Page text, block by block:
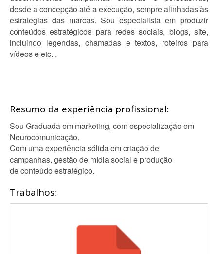
desde a concepção até a execução, sempre alinhadas às
estratégias das marcas. Sou especialista em produzir
conteúdos estratégicos para redes sociais, blogs, site,
incluindo legendas, chamadas e textos, roteiros para
vídeos e etc...
Resumo da experiência profissional:
Sou Graduada em marketing, com especialização em
Neurocomunicação.
Com uma experiência sólida em criação de
campanhas, gestão de mídia social e produção
de conteúdo estratégico.
Trabalhos: